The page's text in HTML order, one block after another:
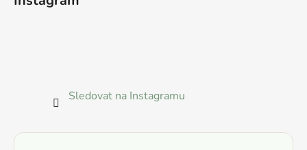
Sledovat na Instagramu